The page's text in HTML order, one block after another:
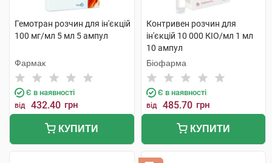
Гемотран розчин для ін'єкцій
100 мг/мл 5 мл 5 ампул
Фармак
Є в наявності
від 432.40 грн
КУПИТИ
Контривен розчин для
ін'єкцій 10 000 КІО/мл 1 мл
10 ампул
Біофарма
Є в наявності
від 485.70 грн
КУПИТИ